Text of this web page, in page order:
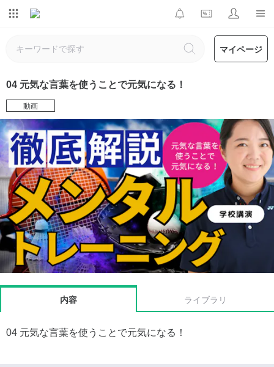
マイページ
04 元気な言葉を使うことで元気になる！
動画
内容 ライブラリ
04 元気な言葉を使うことで元気になる！